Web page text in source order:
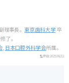
理事長。東京歯科大学 卒
了。
, 日本口腔外科学会所属。
監修日:2025/08/12